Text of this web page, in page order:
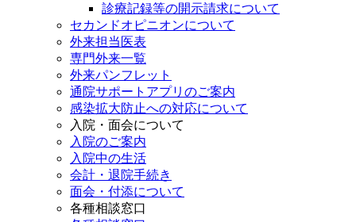
診療記録等の開示請求について
セカンドオピニオンについて
外来担当医表
専門外来一覧
外来パンフレット
通院サポートアプリのご案内
感染拡大防止への対応について
入院・面会について
入院のご案内
入院中の生活
会計・退院手続き
面会・付添について
各種相談窓口